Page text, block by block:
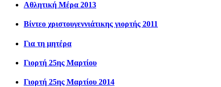
Αθλητική Μέρα 2013
Βίντεο χριστουγεννιάτικης γιορτής 2011
Για τη μητέρα
Γιορτή 25ης Μαρτίου
Γιορτή 25ης Μαρτίου 2014